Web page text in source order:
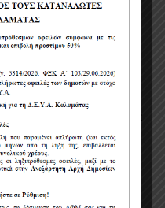
της προμήθειας θα
θα γίνει σε δύο (2)
τιμολογίου.
να συνοδεύεται :
1599/1986 άρθρο 8.